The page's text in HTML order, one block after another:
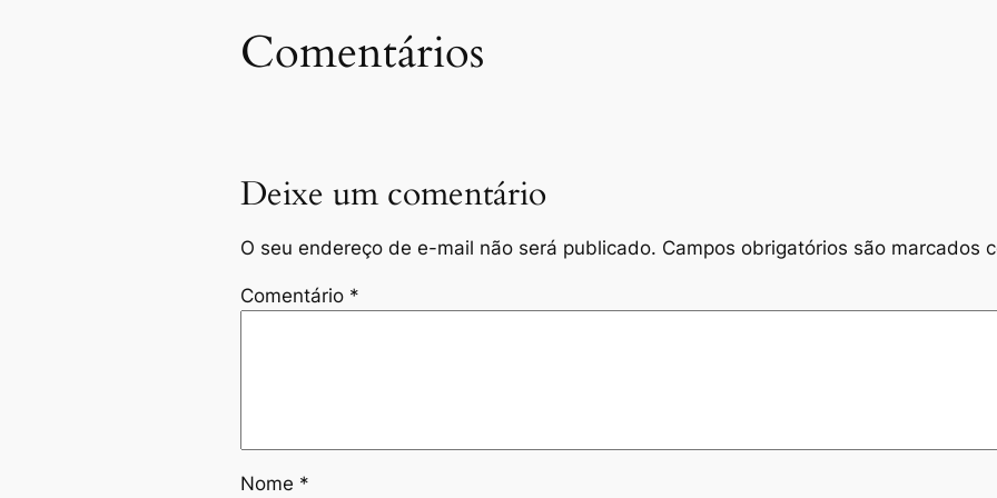
Comentários
Deixe um comentário
O seu endereço de e-mail não será publicado. Campos obrigatórios são marcados
Comentário *
Nome *